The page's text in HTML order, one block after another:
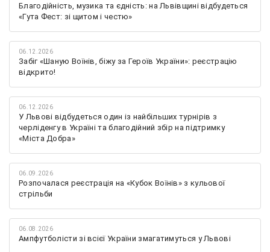
Благодійність, музика та єдність: на Львівщині відбудеться
«Гута Фест: зі щитом і честю»
06.12.2026
Забіг «Шаную Воїнів, біжу за Героїв України»: реєстрацію
відкрито!
06.12.2026
У Львові відбудеться один із найбільших турнірів з
черліденгу в Україні та благодійний збір на підтримку
«Міста Добра»
06.09.2026
Розпочалася реєстрація на «Кубок Воїнів» з кульової
стрільби
06.08.2026
Ампфутболісти зі всієї України змагатимуться у Львові